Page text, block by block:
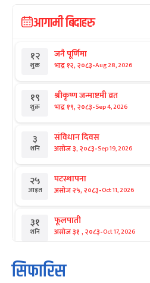
आगामी बिदाहरु
१२
शुक्र
जनै पूर्णिमा
भाद्र १२, २०८३-Aug 28, 2026
१९
शुक्र
श्रीकृष्ण जन्माष्टमी व्रत
भाद्र १९, २०८३-Sep 4, 2026
३
शनि
संविधान दिवस
असोज ३, २०८३-Sep 19, 2026
२५
आइत
घटस्थापना
असोज २५, २०८३-Oct 11, 2026
३१
शनि
फूलपाती
असोज ३१ , २०८३-Oct 17, 2026
१
आइत
कार्तिक सङ्क्रान्ति
कार्तिक १, २०८३
सिफारिस